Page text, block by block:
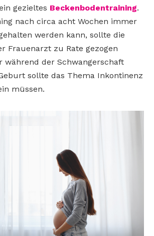
gezieltes Beckenbodentraining.
nach circa acht Wochen immer
werden kann, sollte die
Frauenarzt zu Rate gezogen
während der Schwangerschaft
sollte das Thema Inkontinenz
müssen.